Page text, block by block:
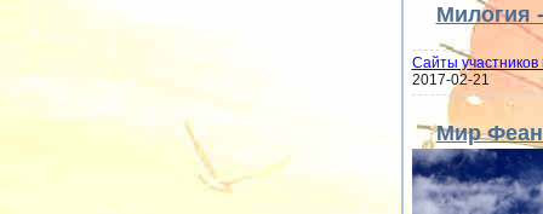
Милогия
Сайты участников
2017-02-21
Мир